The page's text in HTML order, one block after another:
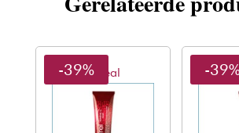
L'oreal
-39% -